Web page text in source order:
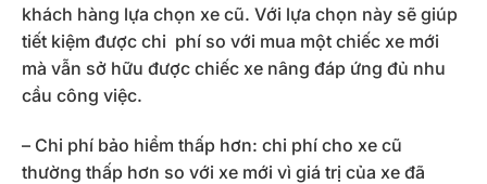
khách hàng lựa chọn xe cũ. Với lựa chọn này sẽ giúp
tiết kiệm được chi phí so với mua một chiếc xe mới
mà vẫn sở hữu được chiếc xe nâng đáp ứng đủ nhu
cầu công việc.
– Chi phí bảo hiểm thấp hơn: chi phí cho xe cũ
thường thấp hơn so với xe mới vì giá trị của xe đã